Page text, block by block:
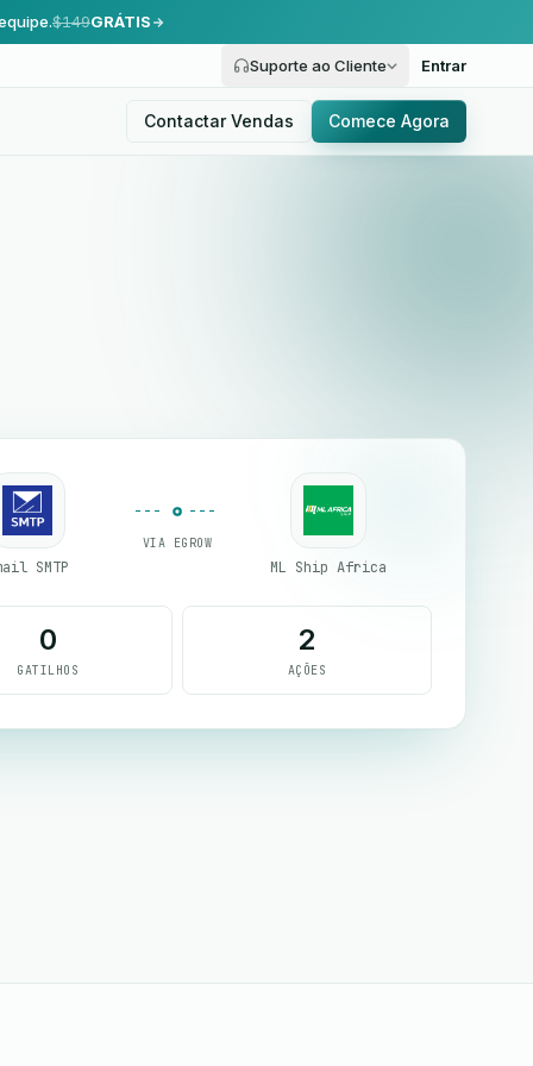
$149GRÁTIS
Suporte ao Cliente Entrar
Contactar Vendas Comece Agora
SMTP
VIA EGROW
ML Ship Africa
0
GATILHOS
2
AÇÕES